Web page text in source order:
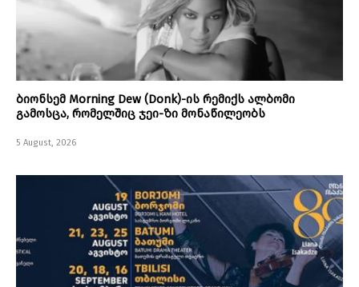
ბიონსემ Morning Dew (Donk)-ის რემიქს ალბომი
გამოსცა, რომელშიც ჯეი-ზი მონაწილეობს
5 August, 2026